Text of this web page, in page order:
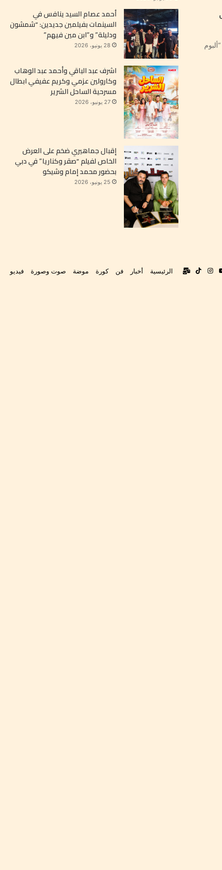
أحمد عصام السيد ينافس في
السينمات بفيلمين جديدين: “شمشون
ودليلة” و”ابن مين فيهم”
28 يونيو، 2026
اشرف عبد الباقي وأحمد عبد الوهاب
وكارولين عزمي وكريم عفيفي ابطال
مسرحية الساحل الشرير
27 يونيو، 2026
إقبال جماهيري ضخم على العرض
الخاص لفيلم “صقر وكناريا” في دبي
بحضور محمد إمام وشيكو
25 يونيو، 2026
الرئيسية أخبار فن كورة موضة صوت وصورة فيديو ‫YouTubeانستقرام
‫TikTokتواصل